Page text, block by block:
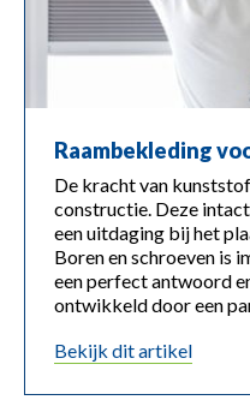
Raambekleding
De kracht van
constructie. Deze
een uitdaging bij het
Boren en schroeven is
een perfect antwoord
ontwikkeld door een
bekijk dit artikel